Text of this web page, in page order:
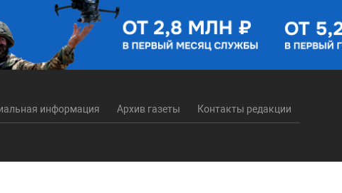
информация Архив газеты Контакты редакции